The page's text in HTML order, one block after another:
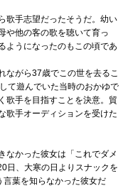
歌手志望だったそうだ。幼い
や他の客の歌を聴いて育っ
ようになったのもこの頃であ
ながら37歳でこの世を去るこ
て遊んでいた当時のおかゆで
歌手を目指すことを決意。貿
歌手オーディションを受けた
なかった彼女は「これでダメ
日、大寒の日よりスナックを
言葉を知らなかった彼女だ